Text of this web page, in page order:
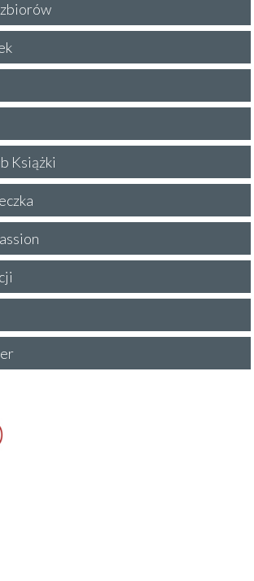
Książki